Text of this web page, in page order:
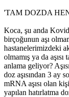
'TAM DOZDA
Koca, şu anda
birçoğunun aşı
hastanelerimizdeki
olmamış ya da
anlama geliyor?
doz aşısından 3 ay
mRNA aşısı olan
yapılan hatırlatma